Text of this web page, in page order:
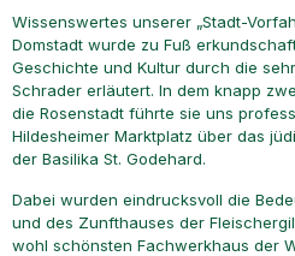
Wissenswertes unserer „Stadt-
Domstadt wurde zu Fuß
Geschichte und Kultur durch die
Schrader erläutert. In dem knapp
die Rosenstadt führte sie uns
Hildesheimer Marktplatz über das
der Basilika St. Godehard.
Dabei wurden eindrucksvoll die
und des Zunfthauses der
wohl schönsten Fachwerkhaus der